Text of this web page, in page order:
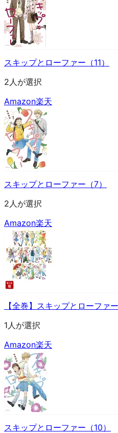
スキップとローファー（11）
2人が選択
Amazon楽天
スキップとローファー（7）
2人が選択
Amazon楽天
【全巻】スキップとローファ
1人が選択
Amazon楽天
スキップとローファー（10）